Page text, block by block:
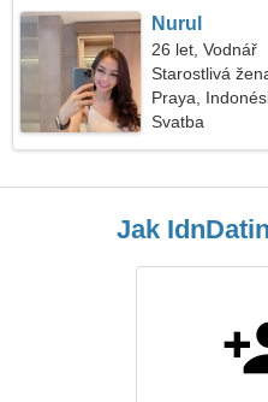
Nurul
26 let, Vodnář
Starostlivá
Praya,
Svatba
Jak